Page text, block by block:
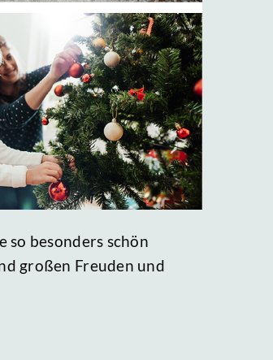
so besonders schön
großen Freuden und